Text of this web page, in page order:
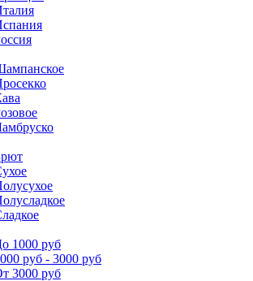
1000 руб
руб - 3000 руб
3000 руб